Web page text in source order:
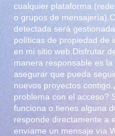
para realizar tu pago
zip
Recuerda estas
visualizar las
permiso de
lucrar, exponer sin
de el autor y la
imagenes incluidas
tienen derechos de
cualquier plataforma
o grupos de
detectada será
políticas de propiedad de
en mi sitio web.Disfrutar
manera responsable es
asegurar que pueda
nuevos proyectos
problema con el acceso?
funciona o tienes alguna
responde directamente a
envíame un mensaje vía